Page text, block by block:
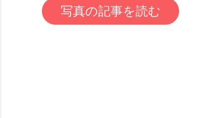
写真の記事を読む